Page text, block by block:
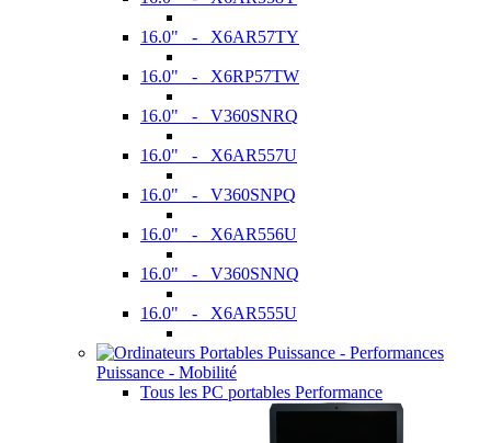
16.0" - X6AR57TY
16.0" - X6RP57TW
16.0" - V360SNRQ
16.0" - X6AR557U
16.0" - V360SNPQ
16.0" - X6AR556U
16.0" - V360SNNQ
16.0" - X6AR555U
Puissance - Mobilité
Tous les PC portables Performance